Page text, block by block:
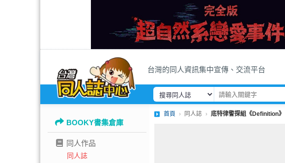
台灣的同人資訊集中宣傳、交流平台
BOOKY書集倉庫
同人作品
同人誌
首頁 同人誌 底特律警探組《Definition》